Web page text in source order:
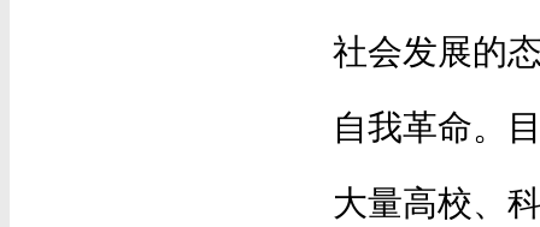
社会发展的
自我革命。
大量高校、